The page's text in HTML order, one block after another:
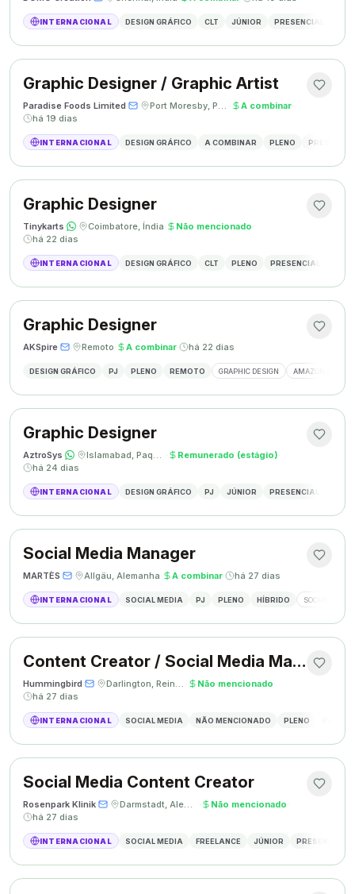
INTERNACIONAL DESIGN GRÁFICO CLT JÚNIOR PRESENCIAL
Graphic Designer / Graphic Artist
Paradise Foods Limited· · Port Moresby, Papua Nova Guiné · A combinar·
há 19 dias
INTERNACIONAL DESIGN GRÁFICO A COMBINAR PLENO
Graphic Designer
Tinykarts· · Coimbatore, Índia· Não mencionado·
há 22 dias
INTERNACIONAL DESIGN GRÁFICO CLT PLENO PRESENCIAL
Graphic Designer
AKSpire· · Remoto· A combinar· há 22 dias
DESIGN GRÁFICO PJ PLENO REMOTO GRAPHIC DESIGN AMAZON A+
Graphic Designer
AztroSys· · Islamabad, Paquistão · Remunerado (estágio)·
há 24 dias
INTERNACIONAL DESIGN GRÁFICO PJ JÚNIOR PRESENCIAL
Social Media Manager
MARTÈS· · Allgäu, Alemanha· A combinar· há 27 dias
INTERNACIONAL SOCIAL MEDIA PJ PLENO HÍBRIDO SOCIAL MEDIA
Content Creator / Social Media Manager
Hummingbird· · Darlington, Reino Unido · Não mencionado·
há 27 dias
INTERNACIONAL SOCIAL MEDIA NÃO MENCIONADO PLENO
Social Media Content Creator
Rosenpark Klinik· · Darmstadt, Alemanha · Não mencionado·
há 27 dias
INTERNACIONAL SOCIAL MEDIA FREELANCE JÚNIOR PRESENCIAL